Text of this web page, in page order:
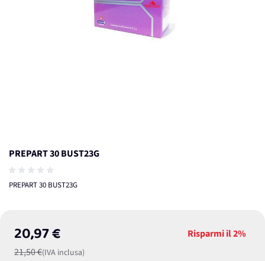
PREPART 30 BUST23G
PREPART 30 BUST23G
20,97 €
21,50 €(IVA inclusa)
Risparmi il2%